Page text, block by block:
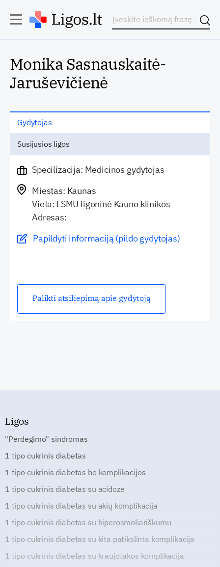
Monika Sasnauskaitė-
Jaruševičienė
Gydytojas
Susijusios ligos
Specilizacija: Medicinos gydytojas
Miestas: Kaunas
Vieta: LSMU ligoninė Kauno klinikos
Adresas:
Papildyti informaciją (pildo gydytojas)
Palikti atsiliepimą apie gydytoją
Ligos
"Perdegimo" sindromas
1 tipo cukrinis diabetas
1 tipo cukrinis diabetas be komplikacijos
1 tipo cukrinis diabetas su acidoze
1 tipo cukrinis diabetas su akių komplikacija
1 tipo cukrinis diabetas su hiperosmoliariškumu
1 tipo cukrinis diabetas su kita patikslinta komplikacija
1 tipo cukrinis diabetas su kraujotakos komplikacija